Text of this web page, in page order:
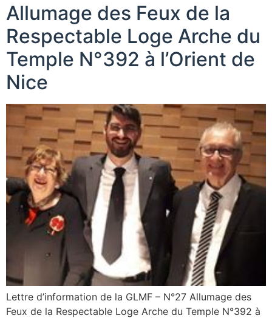
Allumage des Feux de la
Respectable Loge Arche du
Temple N°392 à l’Orient de
Nice
Lettre d’information de la GLMF – N°27 Allumage des
Feux de la Respectable Loge Arche du Temple N°392 à